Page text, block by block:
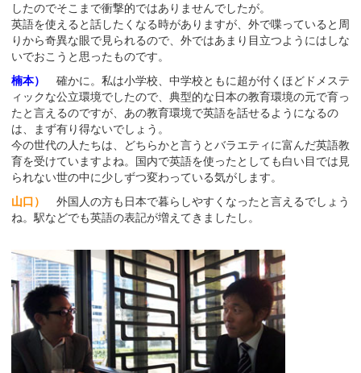
したのでそこまで衝撃的ではありませんでしたが。
英語を使えると話したくなる時がありますが、外で喋っていると周
りから奇異な眼で見られるので、外ではあまり目立つようにはしな
いでおこうと思ったものです。
楠本）
確かに。私は小学校、中学校ともに超が付くほどドメステ
ィックな公立環境でしたので、典型的な日本の教育環境の元で育っ
たと言えるのですが、あの教育環境で英語を話せるようになるの
は、まず有り得ないでしょう。
今の世代の人たちは、どちらかと言うとバラエティに富んだ英語教
育を受けていますよね。国内で英語を使ったとしても白い目では見
られない世の中に少しずつ変わっている気がします。
山口）
外国人の方も日本で暮らしやすくなったと言えるでしょう
ね。駅などでも英語の表記が増えてきましたし。